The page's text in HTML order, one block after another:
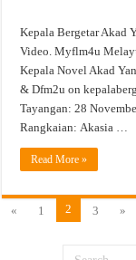
Kepala Bergetar Akad
Video. Myflm4u
Kepala Novel Akad
& Dfm2u on
Tayangan: 28
Rangkaian: Akasia …
Read More »
« 1 2 3 »